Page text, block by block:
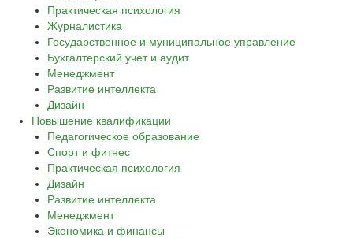
Практическая психология
Журналистика
Государственное и муниципальное управление
Бухгалтерский учет и аудит
Менеджмент
Развитие интеллекта
Дизайн
Повышение квалификации
Педагогическое образование
Спорт и фитнес
Практическая психология
Дизайн
Развитие интеллекта
Менеджмент
Экономика и финансы